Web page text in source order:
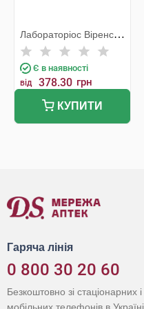
Лабораторіос Віренс
С.Л.
Є в наявності
від 378.30 грн
КУПИТИ
Гаряча лінія
0 800 30 20 60
Безкоштовно зі стаціонарних і